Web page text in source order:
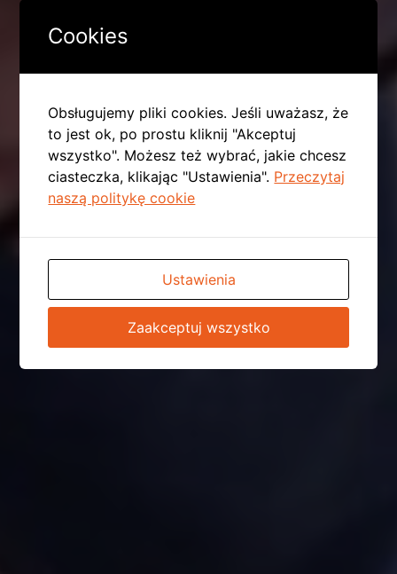
Cookies
Obsługujemy pliki cookies. Jeśli uważasz, że
to jest ok, po prostu kliknij "Akceptuj
wszystko". Możesz też wybrać, jakie chcesz
ciasteczka, klikając "Ustawienia". Przeczytaj
naszą politykę cookie
Ustawienia
Zaakceptuj wszystko